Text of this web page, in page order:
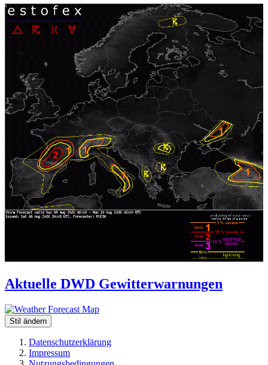
Aktuelle DWD Gewitterwarnungen
Stil ändern
Datenschutzerklärung
Impressum